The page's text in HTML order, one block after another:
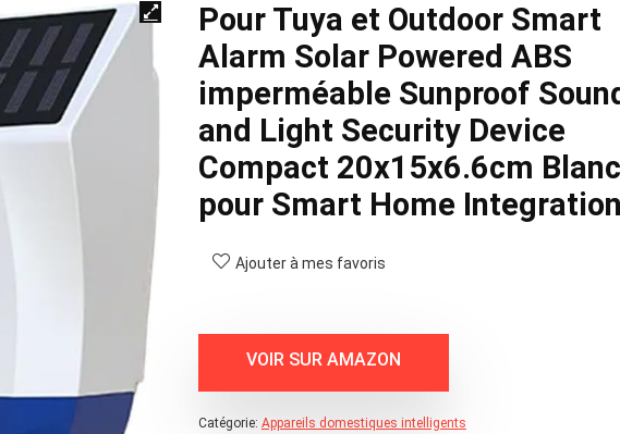
Pour Tuya et Outdoor Smart
Alarm Solar Powered ABS
imperméable Sunproof
and Light Security Device
Compact 20x15x6.6cm Blanc
pour Smart Home
Ajouter à mes favoris
Catégorie: Appareils domestiques intelligents